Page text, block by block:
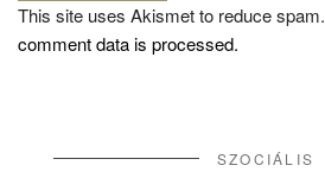
This site uses Akismet to reduce spam.
comment data is processed.
SZOCIÁLIS